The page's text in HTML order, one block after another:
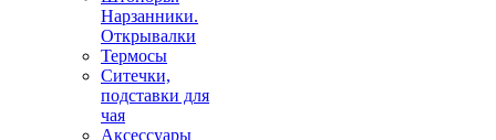
Нарзанники.
Открывалки
Термосы
Ситечки,
подставки для
чая
Аксессуары